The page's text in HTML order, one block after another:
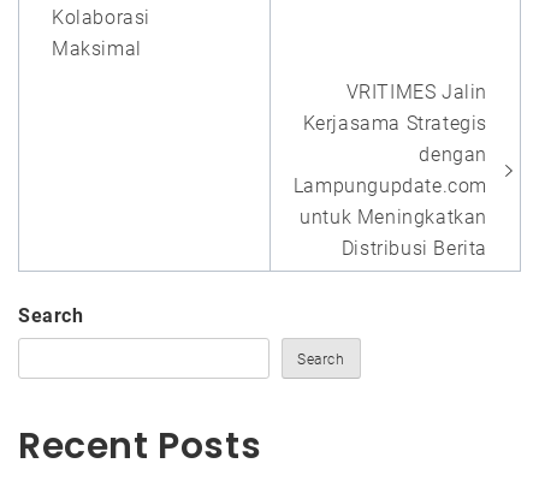
Kolaborasi
Maksimal
VRITIMES Jalin
Kerjasama Strategis
dengan
Lampungupdate.com
untuk Meningkatkan
Distribusi Berita
Search
Search
Recent Posts